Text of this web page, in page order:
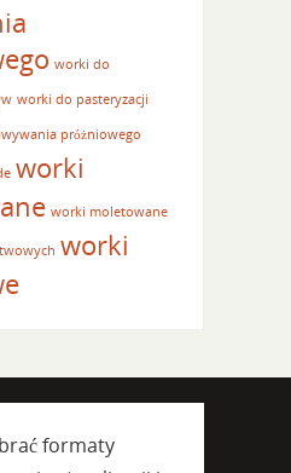
worki do
worki do pasteryzacji
próżniowego
worki
worki moletowane
worki
formaty